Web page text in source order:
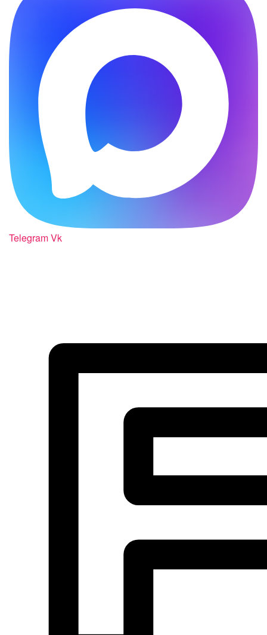
TelegramVk